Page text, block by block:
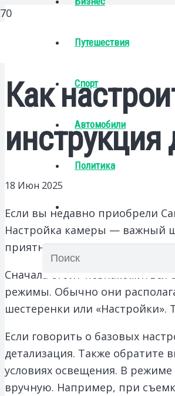
Путешествия
Спорт
Автомобили
Политика
Как
18 Июн 2025
Если вы недавно приобрели
Настройка камеры — важный
приятно удивит.
Сначала стоит
режимы. Обычно они
шестеренки или
Если говорить о базовых
детализация. Также обратите
условиях освещения. В
вручную. Например, при